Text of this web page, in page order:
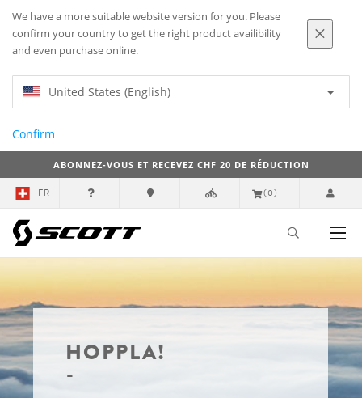
We have a more suitable website version for you. Please
confirm your country to get the right product availibility
and even purchase online.
United States (English)
Confirm
ABONNEZ-VOUS ET RECEVEZ CHF 20 DE RÉDUCTION
FR (0)
HOPPLA!